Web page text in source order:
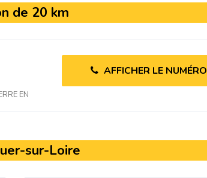
de 20 km
EN
AFFICHER LE NUMÉRO
sur-Loire